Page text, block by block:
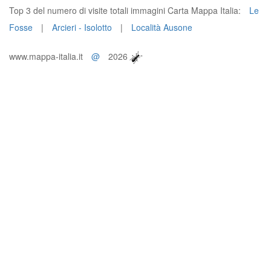
Top 3 del numero di visite totali immagini Carta Mappa Italia:
Le
Fosse
| Arcieri - Isolotto | Località Ausone
www.mappa-italia.it @ 2026